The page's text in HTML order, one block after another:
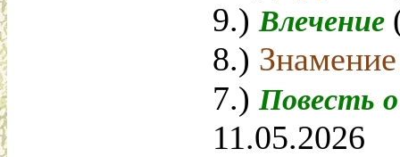
9.) Влечение
8.)
7.) Повесть
11.05.2026